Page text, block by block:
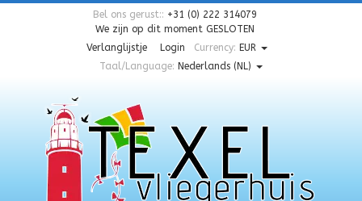
Bel ons gerust:: +31 (0) 222 314079
We zijn op dit moment GESLOTEN
Verlanglijstje
Login Currency: EUR
Taal/Language: Nederlands (NL)